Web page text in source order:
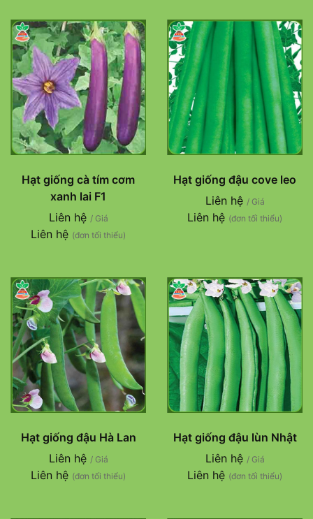
Hạt giống cà tím cơm
xanh lai F1
Liên hệ / Giá
Liên hệ (đơn tối thiểu)
Hạt giống đậu cove leo
Liên hệ / Giá
Liên hệ (đơn tối thiểu)
Hạt giống đậu Hà Lan
Liên hệ / Giá
Liên hệ (đơn tối thiểu)
Hạt giống đậu lùn Nhật
Liên hệ / Giá
Liên hệ (đơn tối thiểu)